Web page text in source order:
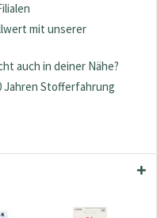
mit unserer
auch in deiner Nähe?
Jahren Stofferfahrung